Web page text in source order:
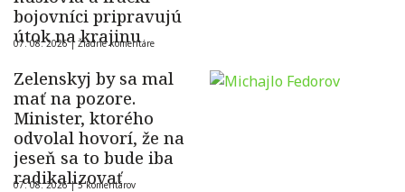
bojovníci pripravujú
útok na krajinu
07. 08. 2026 |Žiadne komentáre
Zelenskyj by sa mal
mať na pozore.
Minister, ktorého
odvolal hovorí, že na
jeseň sa to bude iba
radikalizovať
07. 08. 2026 |5 komentárov